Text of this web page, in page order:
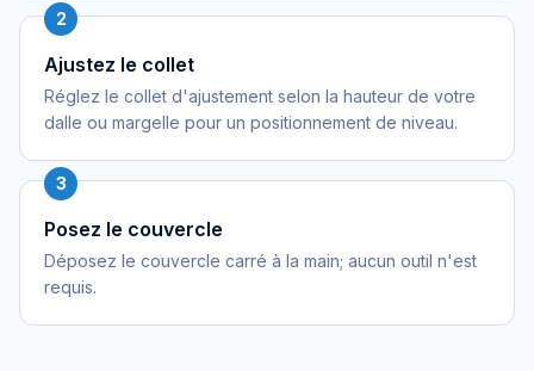
2
Ajustez le collet
Réglez le collet d'ajustement selon la hauteur de votre
dalle ou margelle pour un positionnement de niveau.
3
Posez le couvercle
Déposez le couvercle carré à la main; aucun outil n'est
requis.